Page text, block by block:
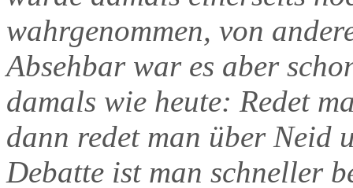
wahrgenommen, von
Absehbar war es aber
damals wie heute: Redet
dann redet man über Neid
Debatte ist man schneller